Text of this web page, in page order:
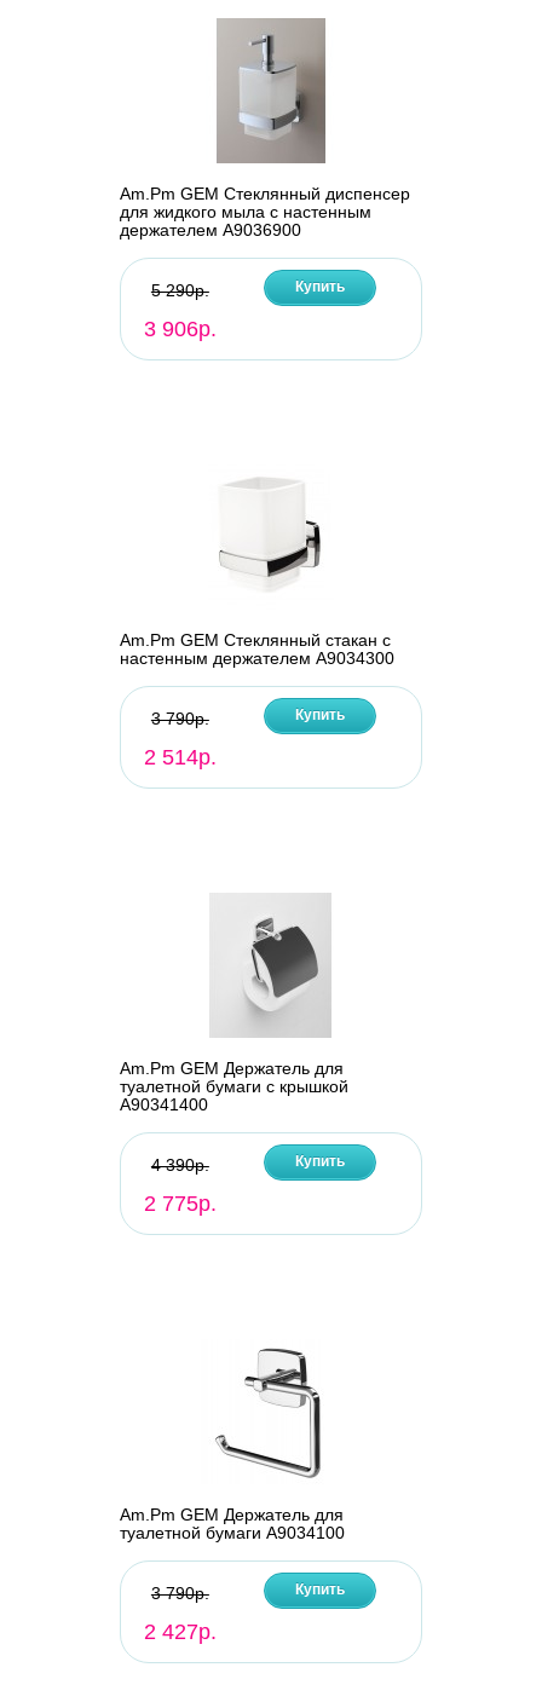
Am.Pm GEM Стеклянный диспенсер
для жидкого мыла с настенным
держателем A9036900
5 290р.
3 906р.
Купить
Am.Pm GEM Стеклянный стакан с
настенным держателем A9034300
3 790р.
2 514р.
Купить
Am.Pm GEM Держатель для
туалетной бумаги с крышкой
A90341400
4 390р.
2 775р.
Купить
Am.Pm GEM Держатель для
туалетной бумаги A9034100
3 790р.
2 427р.
Купить